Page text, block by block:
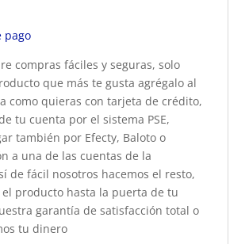
pago
compras fáciles y seguras, solo
que más te gusta agrégalo al
como quieras con tarjeta de crédito,
tu cuenta por el sistema PSE,
también por Efecty, Baloto o
a una de las cuentas de la
de fácil nosotros hacemos el resto,
producto hasta la puerta de tu
garantía de satisfacción total o
tu dinero